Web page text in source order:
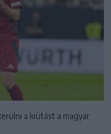
a kiütást a magyar